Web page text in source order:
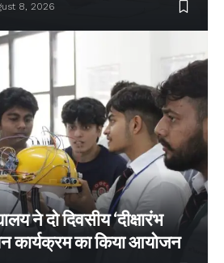
8, 2026
ने दो दिवसीय ‘दीक्षारंभ
कार्यक्रम का किया आयोजन